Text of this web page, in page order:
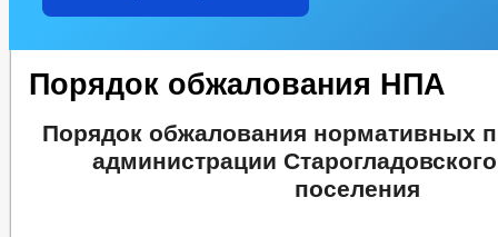
Порядок обжалования НПА
Порядок обжалования нормативных
администрации
поселения